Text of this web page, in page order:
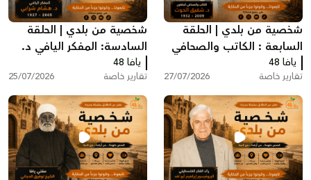
شخصية من بلدي | الحلقة
السابعة : الكاتب والصحافي
اليافاوي شفيق الحوت
يافا 48
تقارير خاصة 27/07/2026
شخصية من بلدي | الحلقة
السادسة: المفكر اليافي د.
هشام شرابي
يافا 48
تقارير خاصة 25/07/2026